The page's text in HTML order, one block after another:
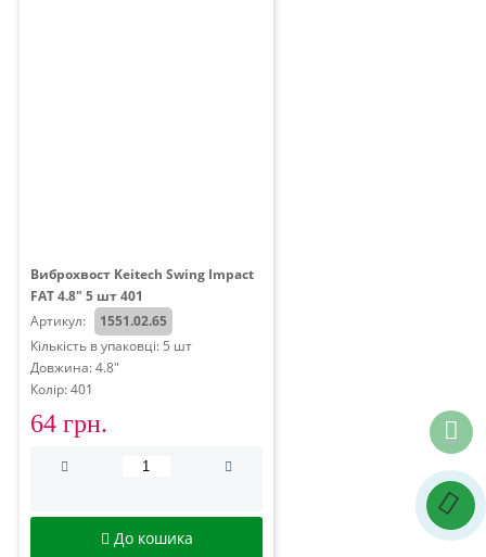
Виброхвост Keitech Swing Impact
FAT 4.8" 5 шт 401
Артикул:
1551.02.65
Кількість в упаковці: 5 шт
Довжина: 4.8"
Колір: 401
64 грн.
До кошика